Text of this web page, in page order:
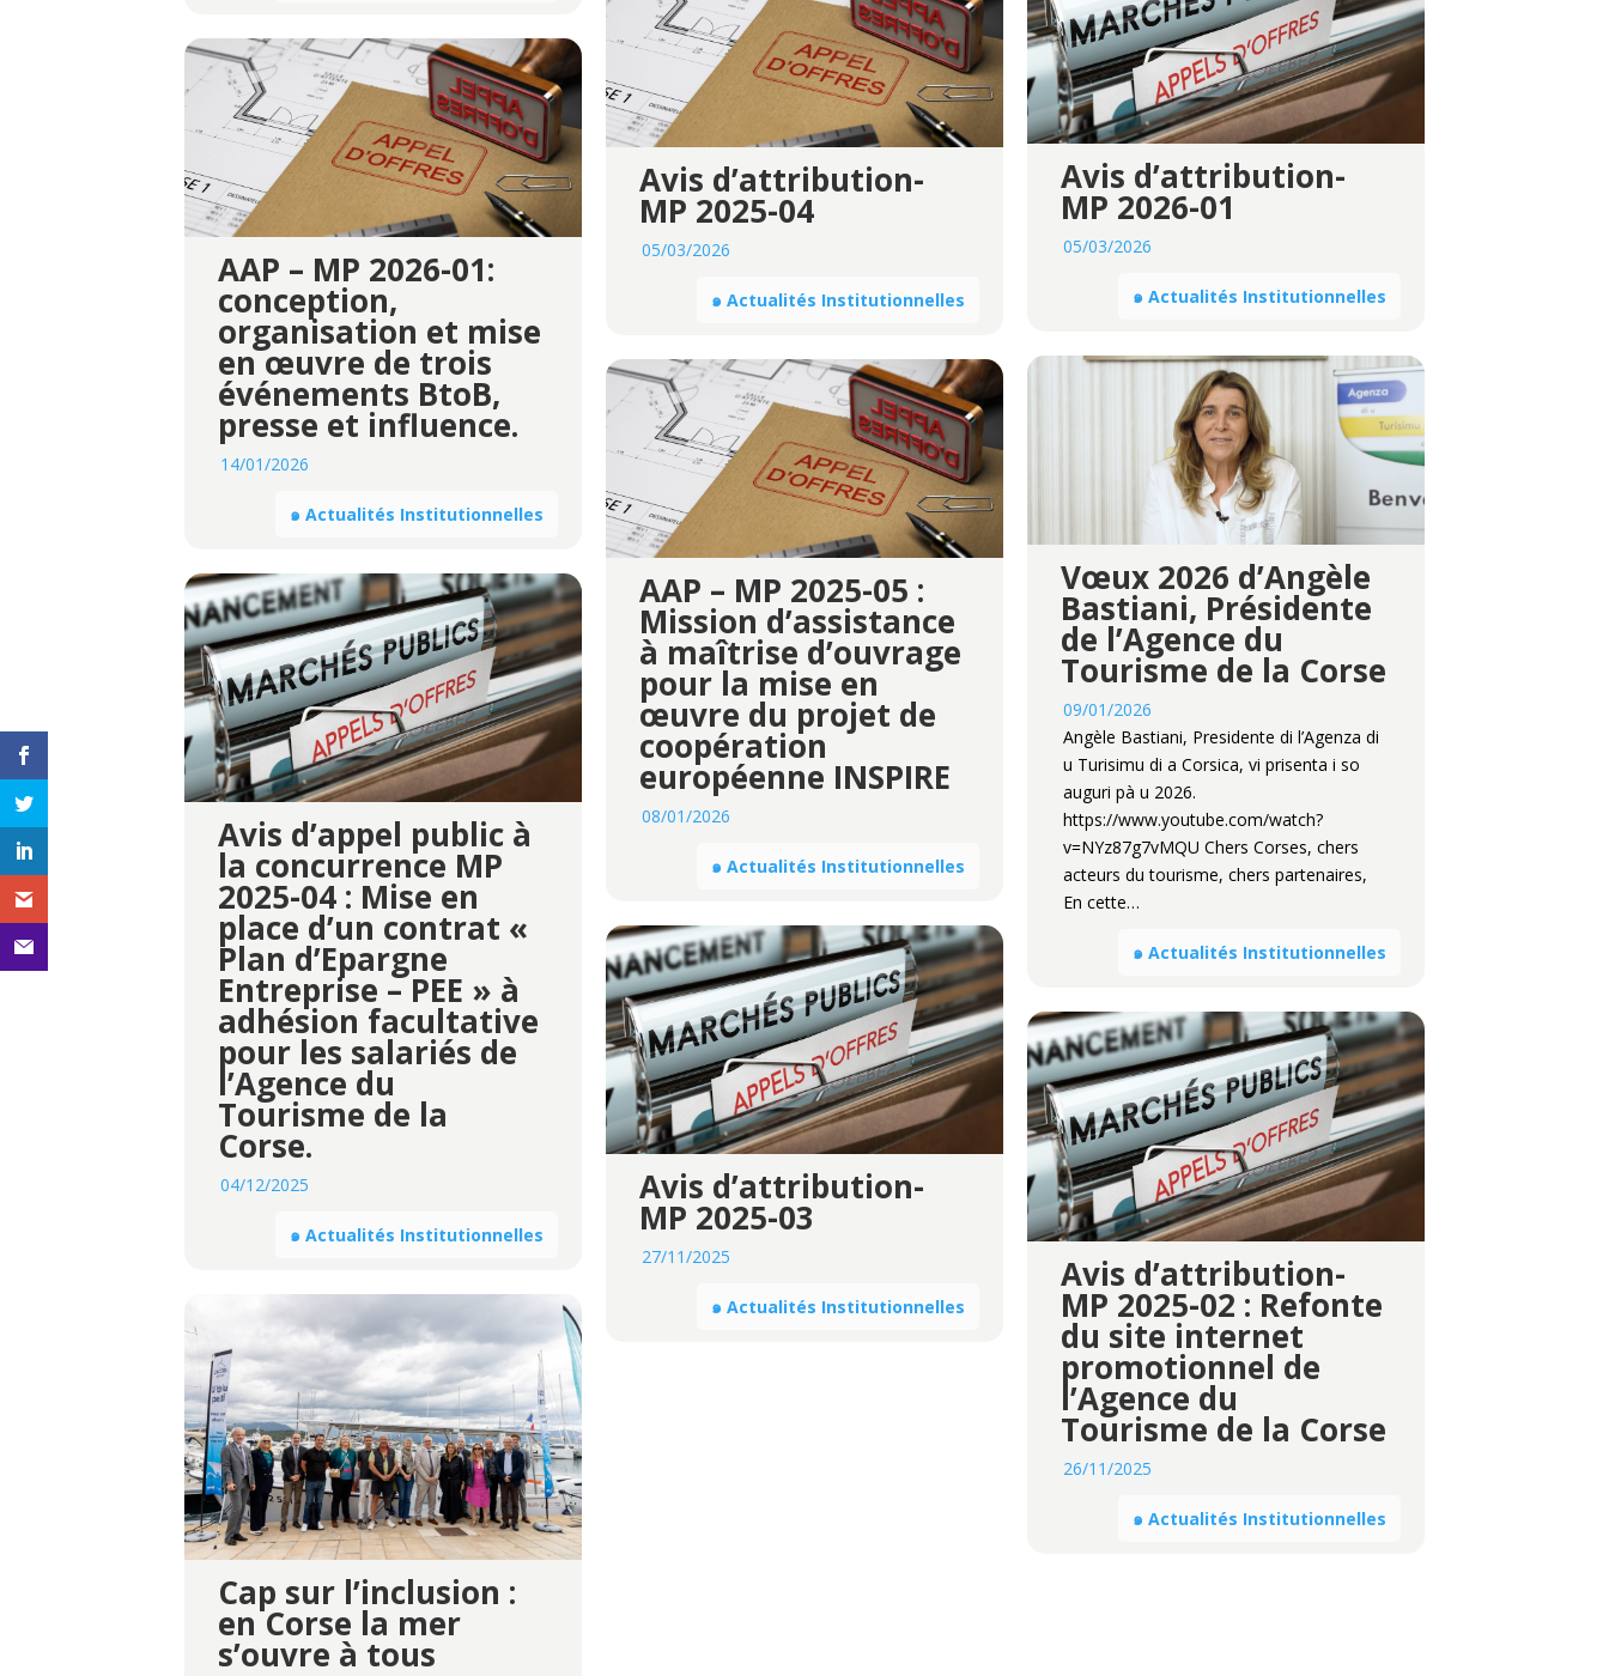
Avis d’attribution-
MP 2026-01
05/03/2026
๑ Actualités Institutionnelles
Avis d’attribution-
MP 2025-04
05/03/2026
๑ Actualités Institutionnelles
AAP – MP 2026-01:
conception,
organisation et mise
en œuvre de trois
événements BtoB,
presse et influence.
14/01/2026
๑ Actualités Institutionnelles
Vœux 2026 d’Angèle
Bastiani, Présidente
de l’Agence du
Tourisme de la Corse
09/01/2026
Angèle Bastiani, Presidente di l’Agenza di
u Turisimu di a Corsica, vi prisenta i so
auguri pà u 2026.
https://www.youtube.com/watch?
v=NYz87g7vMQU Chers Corses, chers
acteurs du tourisme, chers partenaires,
En cette…
๑ Actualités Institutionnelles
AAP – MP 2025-05 :
Mission d’assistance
à maîtrise d’ouvrage
pour la mise en
œuvre du projet de
coopération
européenne INSPIRE
08/01/2026
๑ Actualités Institutionnelles
Avis d’appel public à
la concurrence MP
2025-04 : Mise en
place d’un contrat «
Plan d’Epargne
Entreprise – PEE » à
adhésion facultative
pour les salariés de
l’Agence du
Tourisme de la
Corse.
04/12/2025
๑ Actualités Institutionnelles
Avis d’attribution-
MP 2025-03
27/11/2025
๑ Actualités Institutionnelles
Avis d’attribution-
MP 2025-02 : Refonte
du site internet
promotionnel de
l’Agence du
Tourisme de la Corse
26/11/2025
๑ Actualités Institutionnelles
Cap sur l’inclusion :
en Corse la mer
s’ouvre à tous